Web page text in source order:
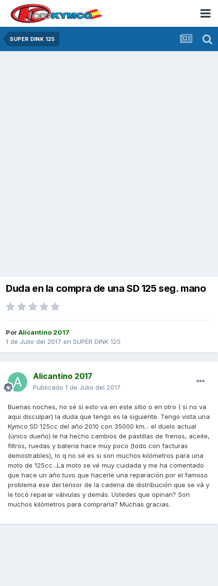
SUPER DINK 125
Duda en la compra de una SD 125 seg. mano
PorAlicantino 2017
1 de Julio del 2017 en SUPER DINK 125
Alicantino 2017
Publicado 1 de Julio del 2017
Buenas noches, no sé si esto va en este sitio o en otro ( si no va
aqui disculpar) la duda que tengo es la siguiente. Tengo vista una
Kymco SD 125cc del año 2010 con 35000 km... el duelo actual
(único dueño) le ha hecho cambios de pastillas de frenos, aceite,
filtros, ruedas y bateria hace muy poco (todo con facturas
demostrables), lo q no sé es si son muchos kilómetros para una
moto de 125cc...La moto se vé muy cuidada y me ha comentado
que hace un año tuvo que hacerle una reparación por el famoso
problema ese del tensor de la cadena de distribución que se vá y
le tocó reparar válvulas y demás. Ustedes que opinan? Son
muchos kilómetros para comprarla? Muchas gracias.